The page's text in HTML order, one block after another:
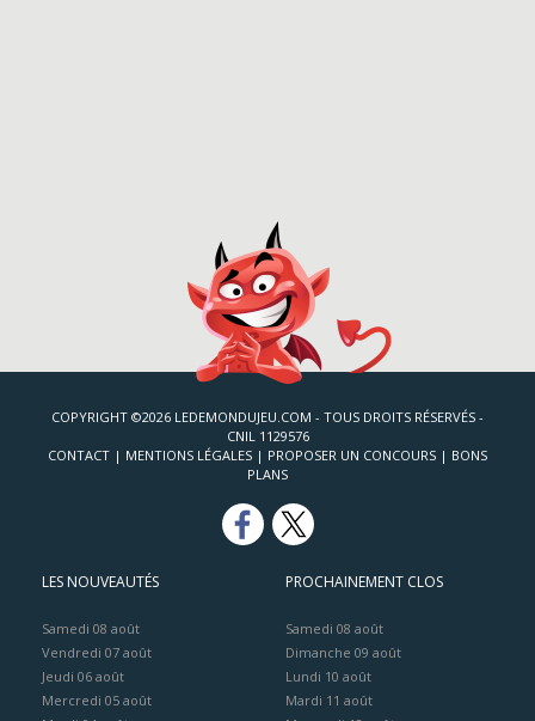
COPYRIGHT ©2026 LEDEMONDUJEU.COM - TOUS DROITS RÉSERVÉS -
CNIL 1129576
CONTACT | MENTIONS LÉGALES | PROPOSER UN CONCOURS | BONS
PLANS
LES NOUVEAUTÉS
Samedi 08 août
Vendredi 07 août
Jeudi 06 août
Mercredi 05 août
PROCHAINEMENT CLOS
Samedi 08 août
Dimanche 09 août
Lundi 10 août
Mardi 11 août